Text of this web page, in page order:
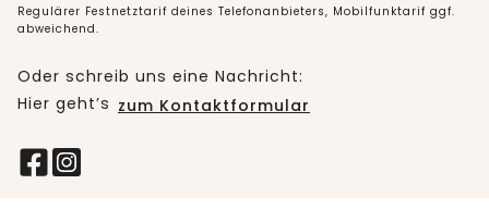
Regulärer Festnetztarif deines Telefonanbieters, Mobilfunktarif ggf.
abweichend.
Oder schreib uns eine Nachricht:
Hier geht’s zum Kontaktformular